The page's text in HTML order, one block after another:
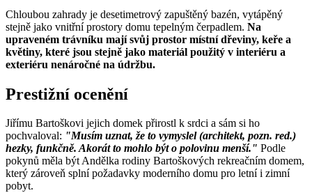
Chloubou zahrady je desetimetrový zapuštěný bazén, vytápěný
stejně jako vnitřní prostory domu tepelným čerpadlem. Na
upraveném trávníku mají svůj prostor místní dřeviny, keře a
květiny, které jsou stejně jako materiál použitý v interiéru a
exteriéru nenáročné na údržbu.
Prestižní ocenění
Jiřímu Bartoškovi jejich domek přirostl k srdci a sám si ho
pochvaloval: "Musím uznat, že to vymyslel (architekt, pozn. red.)
hezky, funkčně. Akorát to mohlo být o polovinu menší." Podle
pokynů měla být Andělka rodiny Bartoškových rekreačním domem,
který zároveň splní požadavky moderního domu pro letní i zimní
pobyt.